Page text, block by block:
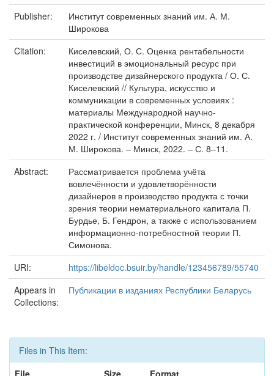
Publisher:
Институт современных знаний им. А. М.
Широкова
Citation:
Киселевский, О. С. Оценка рентабельности
инвестиций в эмоциональный ресурс при
производстве дизайнерского продукта / О. С.
Киселевский // Культура, искусство и
коммуникации в современных условиях :
материалы Международной научно-
практической конференции, Минск, 8 декабря
2022 г. / Институт современных знаний им. А.
М. Широкова. – Минск, 2022. – С. 8–11.
Abstract:
Рассматривается проблема учёта
вовлечённости и удовлетворённости
дизайнеров в производство продукта с точки
зрения теории нематериального капитала П.
Бурдье, Б. Гендрон, а также с использованием
информационно-потребностной теории П.
Симонова.
URI:
https://libeldoc.bsuir.by/handle/123456789/55740
Appears in
Collections:
Публикации в изданиях Республики Беларусь
Files in This Item:
File
Size
Format